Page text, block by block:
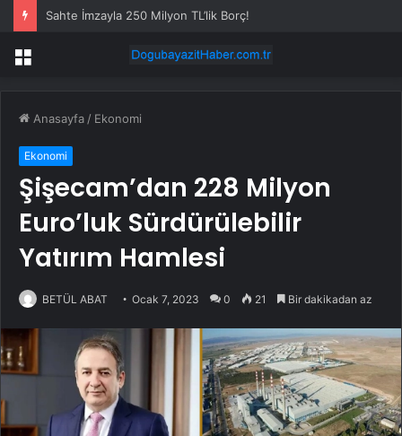
Sahte İmzayla 250 Milyon TL’lik Borç!
Menü
Anasayfa / Ekonomi
Ekonomi
Şişecam’dan 228 Milyon
Euro’luk Sürdürülebilir
Yatırım Hamlesi
BETÜL ABAT Ocak 7, 2023 0 21 Bir dakikadan az